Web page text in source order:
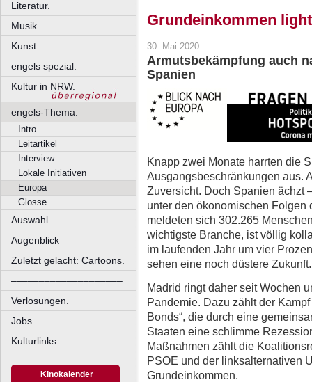
Literatur.
Musik.
Kunst.
engels spezial.
Kultur in NRW.
engels-Thema.
Intro
Leitartikel
Interview
Lokale Initiativen
Europa
Glosse
Auswahl.
Augenblick
Zuletzt gelacht: Cartoons.
––––––––––––––––––––
Verlosungen.
Jobs.
Kulturlinks.
Kinokalender
Grundeinkommen light
30. Mai 2020
Armutsbekämpfung auch
Spanien
Knapp zwei Monate harrten die
Ausgangsbeschränkungen aus.
Zuversicht. Doch Spanien ächzt
unter den ökonomischen Folgen
meldeten sich 302.265
wichtigste Branche, ist völlig
im laufenden Jahr um vier
sehen eine noch düstere Zukunft.
Madrid ringt daher seit Wochen
Pandemie. Dazu zählt der
Bonds“, die durch eine
Staaten eine schlimme
Maßnahmen zählt die
PSOE und der linksalternativen
Grundeinkommen.